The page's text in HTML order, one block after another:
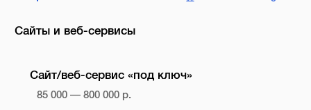
Сайты и веб-сервисы
Сайт/веб-сервис «под ключ»
85 000 — 800 000 р.